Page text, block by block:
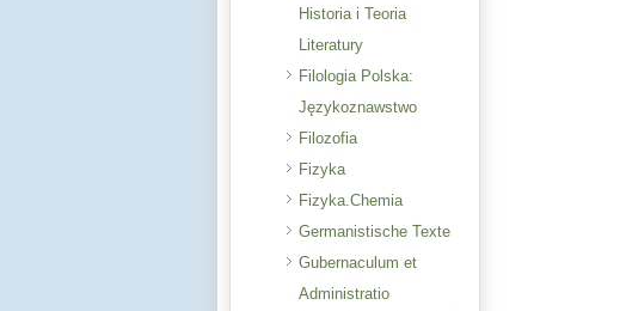
Historia i Teoria
Literatury
Filologia Polska:
Językoznawstwo
Filozofia
Fizyka
Fizyka.Chemia
Germanistische Texte
Gubernaculum et
Administratio